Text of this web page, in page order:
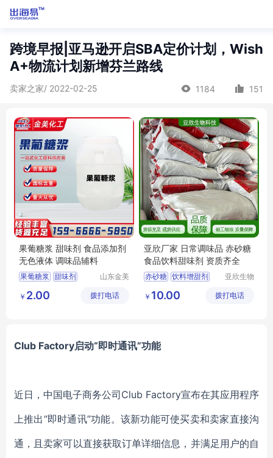
跨境早报|亚马逊开启SBA定价计划，Wish
A+物流计划新增芬兰路线
卖家之家/ 2022-02-25 1184 151
果葡糖浆 甜味剂 食品添加剂
无色液体 调味品辅料
果葡糖浆 甜味剂
调味品
山东金美
公司
￥ 2.00 拨打电话
亚欣厂家 日常调味品 赤砂糖
食品饮料甜味剂 资质齐全
赤砂糖 饮料增甜剂
亚欣生物科技
亚欣生物
州）有限
￥ 10.00 拨打电话
Club Factory启动“即时通讯”功能
近日，中国电子商务公司Club Factory宣布在其应用程序
上推出“即时通讯”功能。该新功能可使买卖和卖家直接沟
通，且卖家可以直接获取订单详细信息，并满足用户的自